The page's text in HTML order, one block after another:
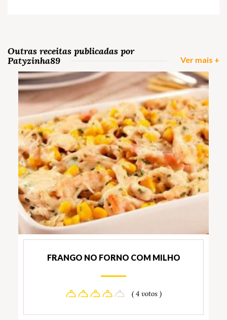
Outras receitas publicadas por
Patyzinha89
Ver mais +
FRANGO NO FORNO COM MILHO
( 4 votos )